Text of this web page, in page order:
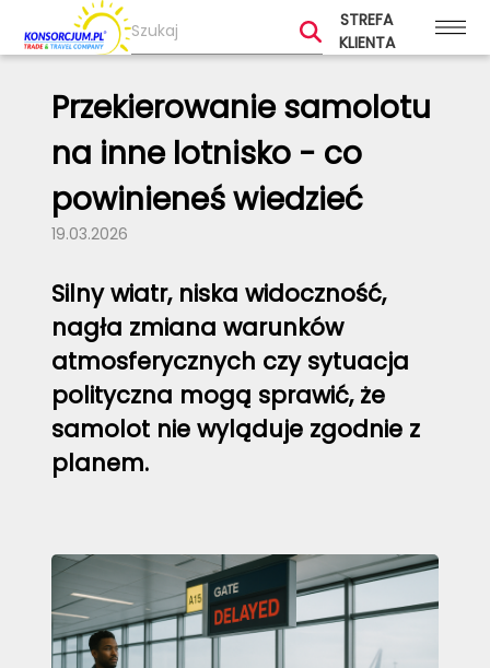
STREFA
KLIENTA
Przekierowanie samolotu
na inne lotnisko - co
powinieneś wiedzieć
19.03.2026
Silny wiatr, niska widoczność,
nagła zmiana warunków
atmosferycznych czy sytuacja
polityczna mogą sprawić, że
samolot nie wyląduje zgodnie z
planem.